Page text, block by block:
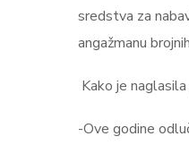
sredstva za
angažmanu
Kako je
-Ove godine